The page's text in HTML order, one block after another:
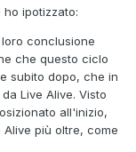
tra i primi 11);
26 a 28);
4-27-26
ipotizzato:
conclusione
che questo ciclo
subito dopo, che in
Live Alive. Visto
all'inizio,
più oltre, come